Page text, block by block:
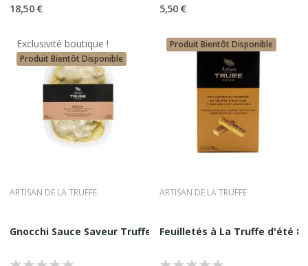
18,50 € 5,50 €
Exclusivité boutique !
Produit Bientôt Disponible
ARTISAN DE LA TRUFFE
Gnocchi Sauce Saveur Truffe et Champignon 290G...
Produit Bientôt Disponible
ARTISAN DE LA TRUFFE
Feuilletés à La Truffe d'été